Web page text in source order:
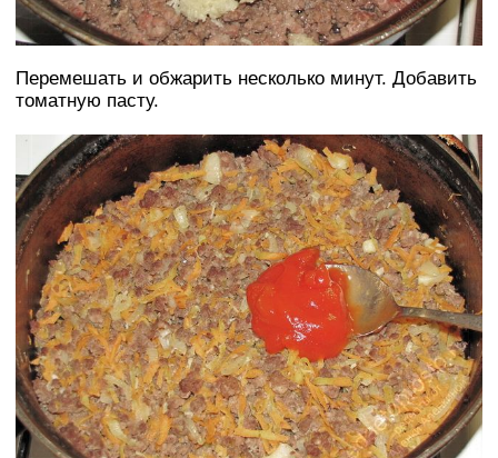
Перемешать и обжарить несколько минут. Добавить
томатную пасту.